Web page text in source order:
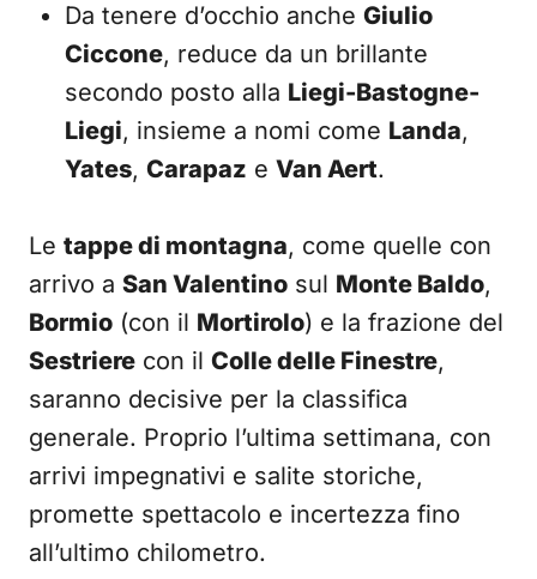
Da tenere d’occhio anche Giulio
Ciccone, reduce da un brillante
secondo posto alla Liegi-Bastogne-
Liegi, insieme a nomi come Landa,
Yates, Carapaz e Van Aert.
Le tappe di montagna, come quelle con
arrivo a San Valentino sul Monte Baldo,
Bormio (con il Mortirolo) e la frazione del
Sestriere con il Colle delle Finestre,
saranno decisive per la classifica
generale. Proprio l’ultima settimana, con
arrivi impegnativi e salite storiche,
promette spettacolo e incertezza fino
all’ultimo chilometro.